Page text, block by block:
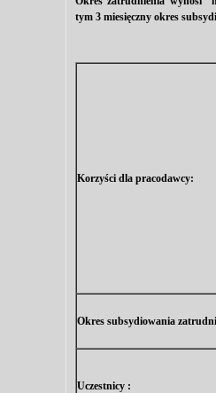
tym 3 miesięczny okres
Korzyści dla pracodawcy:
Okres subsydiowania
Uczestnicy :